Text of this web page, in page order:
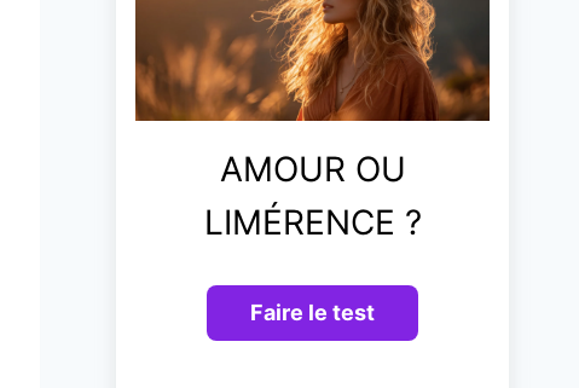
AMOUR OU
LIMÉRENCE ?